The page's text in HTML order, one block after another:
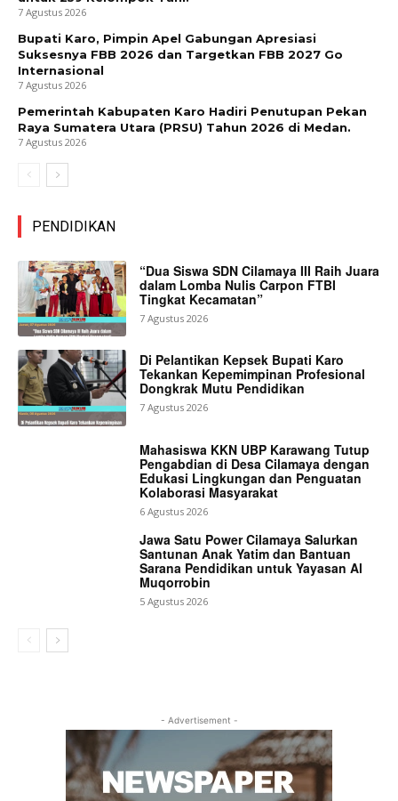
7 Agustus 2026
Bupati Karo, Pimpin Apel Gabungan Apresiasi
Suksesnya FBB 2026 dan Targetkan FBB 2027 Go
Internasional
7 Agustus 2026
Pemerintah Kabupaten Karo Hadiri Penutupan Pekan
Raya Sumatera Utara (PRSU) Tahun 2026 di Medan.
7 Agustus 2026
PENDIDIKAN
“Dua Siswa SDN Cilamaya III Raih Juara
dalam Lomba Nulis Carpon FTBI
Tingkat Kecamatan”
7 Agustus 2026
Di Pelantikan Kepsek Bupati Karo
Tekankan Kepemimpinan Profesional
Dongkrak Mutu Pendidikan
7 Agustus 2026
Mahasiswa KKN UBP Karawang Tutup
Pengabdian di Desa Cilamaya dengan
Edukasi Lingkungan dan Penguatan
Kolaborasi Masyarakat
6 Agustus 2026
Jawa Satu Power Cilamaya Salurkan
Santunan Anak Yatim dan Bantuan
Sarana Pendidikan untuk Yayasan Al
Muqorrobin
5 Agustus 2026
- Advertisement -